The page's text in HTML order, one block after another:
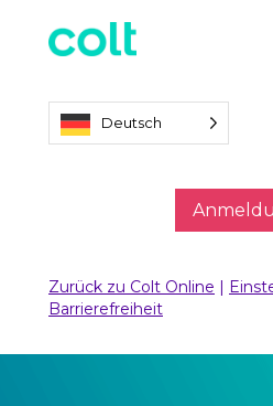
Deutsch
Zurück zu Colt Online
Barrierefreiheit